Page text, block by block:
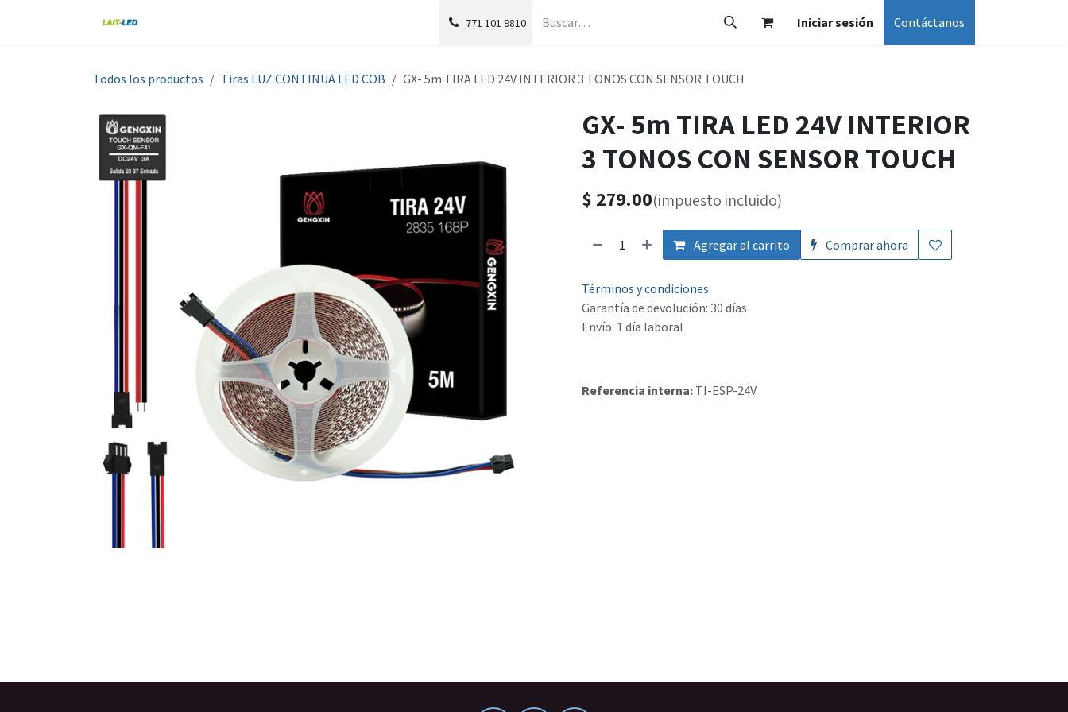
771 101 9810 Iniciar sesión Contáctanos
Todos los productos Tiras LUZ CONTINUA LED COB GX- 5m TIRA LED 24V INTERIOR 3 TONOS CON SENSOR TOUCH
GX- 5m TIRA LED 24V INTERIOR
3 TONOS CON SENSOR TOUCH
$ 279.00(impuesto incluido)
Agregar al carrito Comprar ahora
Términos y condiciones
Garantía de devolución: 30 días
Envío: 1 día laboral
Referencia interna: TI-ESP-24V